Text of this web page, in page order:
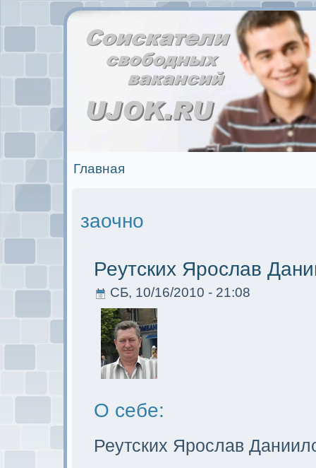
Главная
заочно
Реутских Ярослав
СБ, 10/16/2010 - 21:08
О себе:
Реутских Ярослав